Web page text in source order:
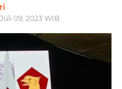
09, 2023 WIB